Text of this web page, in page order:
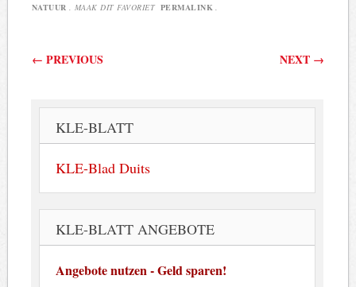
NATUUR
. MAAK DIT FAVORIET PERMALINK
Berichtnavigatie
← PREVIOUS NEXT →
KLE-BLATT
KLE-Blad Duits
KLE-BLATT ANGEBOTE
Angebote nutzen - Geld sparen!